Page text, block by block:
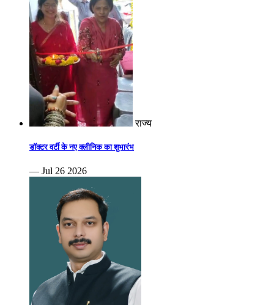
राज्य
डॉक्टर वर्टी के नए क्लीनिक का शुभारंभ
— Jul 26 2026